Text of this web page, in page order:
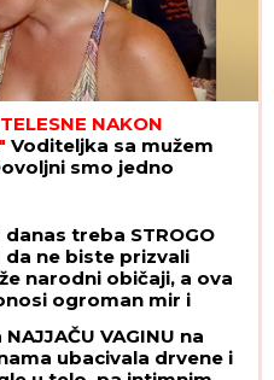
NAKON
Voditeljka sa mužem
smo jedno
treba STROGO
da ne biste prizvali
narodni običaji, a ova
ogroman mir i
se SVETA PETKA
VAGINU na
ubacivala drvene i